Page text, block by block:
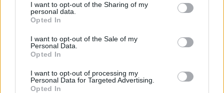
I want to opt-out of the Sharing of my
personal data.
Opted In
I want to opt-out of the Sale of my
Personal Data.
Opted In
I want to opt-out of processing my
Personal Data for Targeted Advertising.
Opted In
bashkëqeveris me Kurtin
pa një marrëveshje të
Zelensky–Vuçiq:
Ballkan